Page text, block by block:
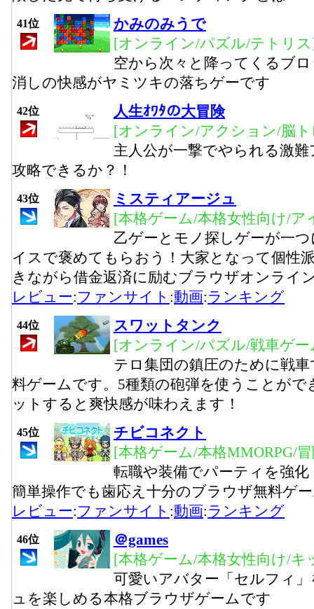
41位
かみのみうで
[オンライン/パズル/テトリ
空から次々と降ってくるブ
消しの快感がヤミツキの落ちゲーです
42位
人生ｵﾜﾀの大冒険
[オンライン/アクション/脳
主人公が一撃でやられる激
攻略できるか？！
43位
ミスティアージュ
[本格ゲーム/本格女性向け/ア
乙ゲーとモノ探しゲーが一
イスで褒めてもらおう！大家となって個性
きながら借金返済に励むブラウザオンライ
レビュー:ファンサイト :動画:ランキング
44位
スワットタンク
[オンライン/パズル/戦車ゲー
テロ集団の鎮圧のために戦
料ゲームです。5種類の砲弾を使うことが
ットすると爽快感が味わえます！
45位
チビコネクト
[本格ゲーム/本格MMORPG/
転職や装備でパーティを強
簡単操作でも歯応え十分のブラウザ無料ゲ
レビュー:ファンサイト :動画:ランキング
46位
＠games
[本格ゲーム/本格女性向け/キ
可愛いアバター「セルフィ
ュを楽しめる本格ブラウザゲームです